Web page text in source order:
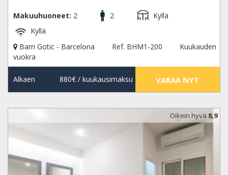
Makuuhuoneet: 2 2
Kyllä
Kyllä
Barri Gotic - Barcelona
Ref. BHM1-200
Kuukauden
vuokra
Alkaen 880€/ kuukausimaksu VARAA NYT
Oikein hyvä 8,9